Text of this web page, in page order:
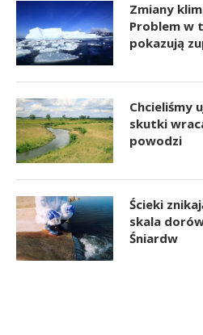
Zmiany
Problem w
pokazują
Chcieliśmy
skutki
powodzi
Ścieki
skala
Śniardw